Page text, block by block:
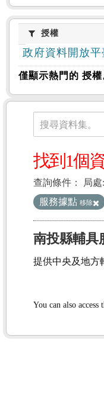
授權授權
政府資料開放
僅顯示熱門的 授權
資料集
搜尋資料集。
找到1個
查詢條件： 局處:
服務據點 移除
南投縣輔具
提供中央及地方
You can also